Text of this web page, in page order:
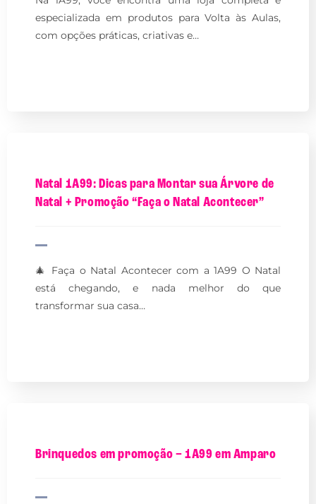
especializada em produtos para Volta às Aulas,
com opções práticas, criativas e…
Natal 1A99: Dicas para Montar sua Árvore de
Natal + Promoção “Faça o Natal Acontecer”
🎄 Faça o Natal Acontecer com a 1A99 O Natal
está chegando, e nada melhor do que
transformar sua casa…
Brinquedos em promoção – 1A99 em Amparo